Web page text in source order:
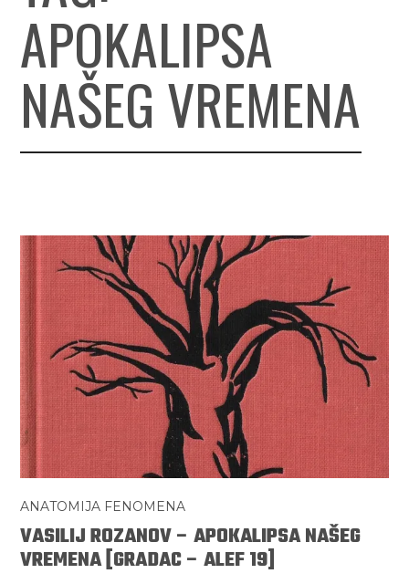
APOKALIPSA
NAŠEG VREMENA
ANATOMIJA FENOMENA
VASILIJ ROZANOV – APOKALIPSA NAŠEG
VREMENA [GRADAC – ALEF 19]